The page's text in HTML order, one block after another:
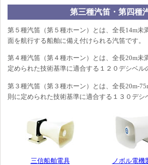
第三種汽笛・第四種
第５種汽笛（第５種ホーン）とは、全長14m未
面を航行する船舶に備え付けられる汽笛です。
第４種汽笛（第４種ホーン）とは、全長20m未
定められた技術基準に適合する１２０デシベル
第３種汽笛（第３種ホーン）とは、全長20m-
則に定められた技術基準に適合する１３０デ
三信船舶電具
ノボル電機